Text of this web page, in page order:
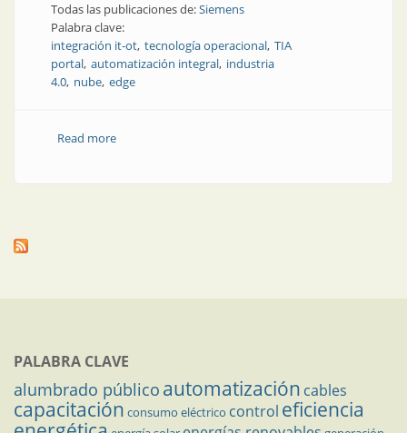
Todas las publicaciones de:Siemens
Palabra clave:
integración it-ot tecnología operacional TIA
portal automatización integral industria
4.0 nube edge
Read moreabout Cuando recibís esa llamada telefónica
PALABRA CLAVE
alumbrado público automatización cables
capacitación consumo eléctrico control eficiencia